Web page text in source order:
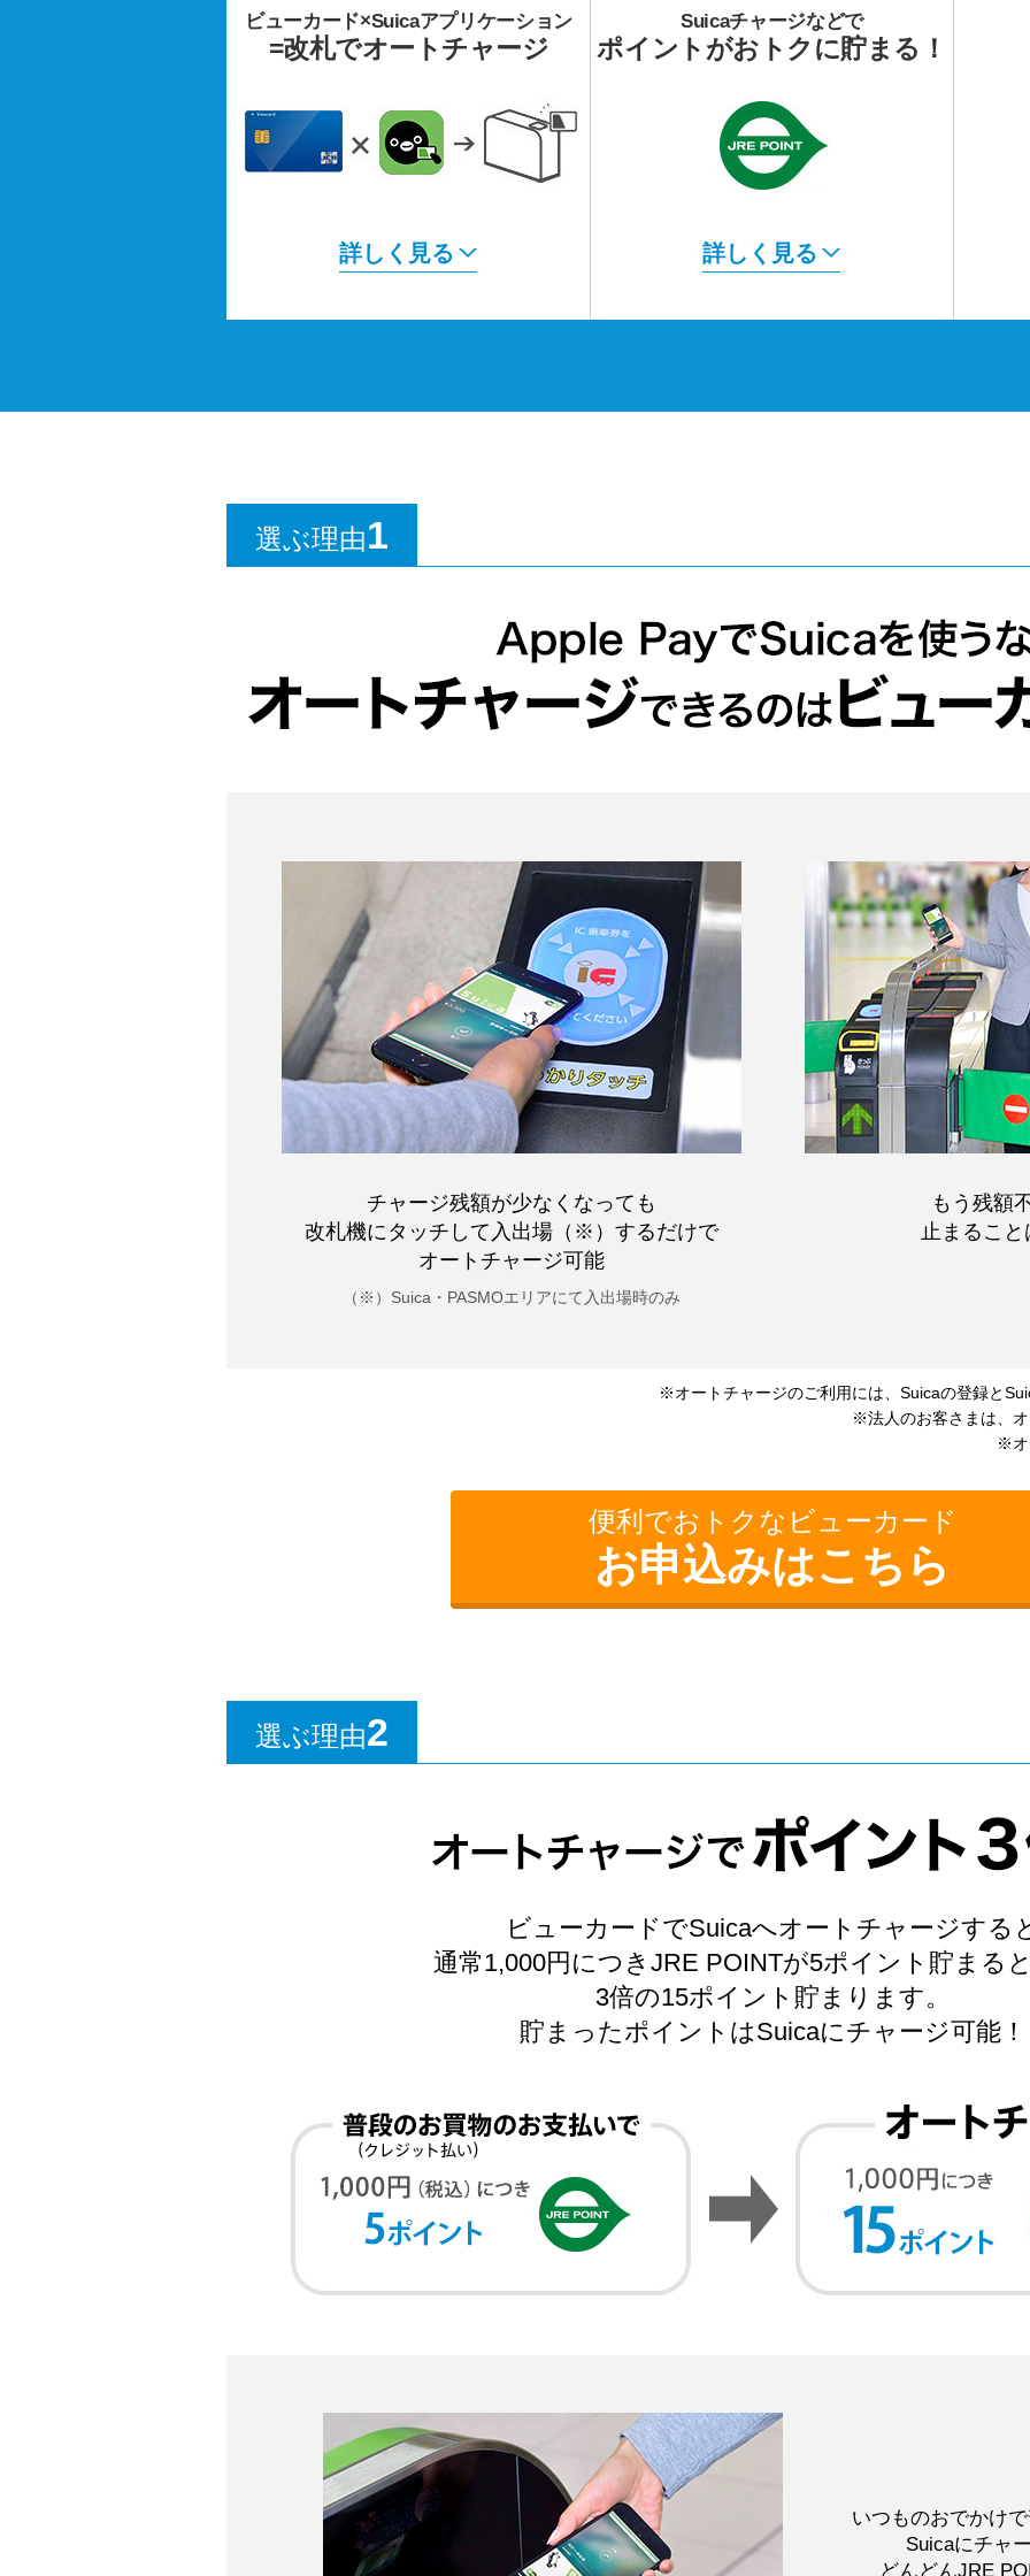
ビューカード×Suicaアプリケーション
=改札でオートチャージ
詳しく見る
Suicaチャージなどで
ポイントがおトクに貯まる！
詳しく見る
選ぶ理由1
チャージ残額が少なくなっても
改札機にタッチして 入出場（※）するだけで
オートチャージ可能
（※）Suica・PASMOエリアにて入出場時のみ
もう残額
止まること
※オートチャージのご利用には、Suicaの登録と
※法人のお客さまは、オ
※オ
便利でおトクなビューカード
お申込みはこちら
選ぶ理由2
ビューカードでSuicaへオートチャージする
通常1,000円につきJRE POINTが5ポイント貯まると
3倍の15ポイント貯まります。
貯まったポイントはSuicaにチャージ可能！
いつものおでかけ
Suicaにチャ
どんどんJRE